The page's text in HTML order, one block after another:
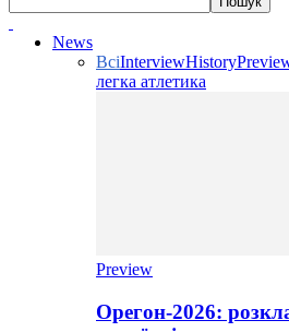
News
ВсіInterviewHistory
легка атлетика
Preview
Орегон-2026: